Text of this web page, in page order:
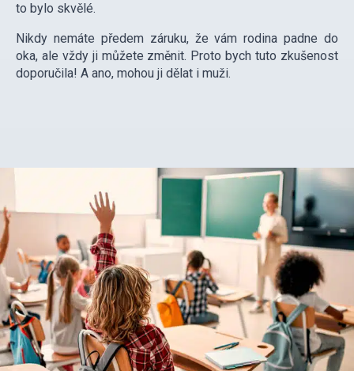
to bylo skvělé.
Nikdy nemáte předem záruku, že vám rodina padne do
oka, ale vždy ji můžete změnit. Proto bych tuto zkušenost
doporučila! A ano, mohou ji dělat i muži.